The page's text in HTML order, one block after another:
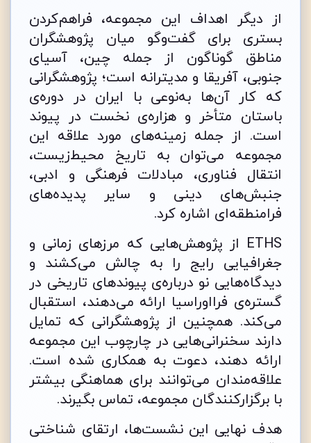
از دیگر اهداف این مجموعه، فراهم‌کردن
بستری برای گفت‌وگو میان پژوهشگران
مناطق گوناگون از جمله چین، آسیای
جنوبی، آفریقا و مدیترانه است؛ پژوهشگرانی
که کار آن‌ها به‌نوعی با ایران در دوره‌ی
باستان متأخر و هزاره‌ی نخست در پیوند
است. از جمله زمینه‌های مورد علاقه این
مجموعه می‌توان به تاریخ محیط‌زیست،
انتقال فناوری، مبادلات فرهنگی و ادبی،
جنبش‌های دینی و سایر پدیده‌های
فرامنطقه‌ای اشاره کرد.
ETHS از پژوهش‌هایی که مرزهای زمانی و
جغرافیایی رایج را به چالش می‌کشند و
دیدگاه‌هایی نو درباره‌ی پیوندهای تاریخی در
گستره‌ی فرااوراسیا ارائه می‌دهند، استقبال
می‌کند. همچنین از پژوهشگرانی که تمایل
دارند سخنرانی‌هایی در چارچوب این مجموعه
ارائه دهند، دعوت به همکاری شده است.
علاقه‌مندان می‌توانند برای هماهنگی بیشتر
با برگزارکنندگان مجموعه، تماس بگیرند.
هدف نهایی این نشست‌ها، ارتقای شناختی